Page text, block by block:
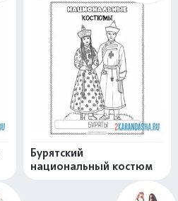
Бурятский
национальный костюм